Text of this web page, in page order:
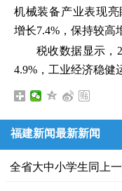
机械装备产业表现亮
增长7.4%，保持较高
税收数据显示，
4.9%，工业经济稳健
福建新闻最新新闻
全省大中小学生同上